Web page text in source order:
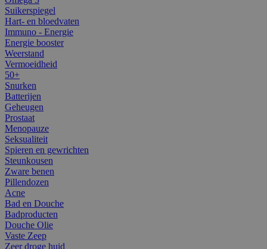
Suikerspiegel
Hart- en bloedvaten
Immuno - Energie
Energie booster
Weerstand
Vermoeidheid
50+
Snurken
Batterijen
Geheugen
Prostaat
Menopauze
Seksualiteit
Spieren en gewrichten
Steunkousen
Zware benen
Pillendozen
Acne
Bad en Douche
Badproducten
Douche Olie
Vaste Zeep
Zeer droge huid